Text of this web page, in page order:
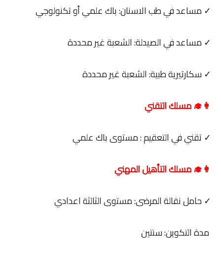
✓ مساعد في طب الاسنان: باك علمي أو تكنولوجي
✓ مساعد في الصيدلة: الشعبة غير محددة
✓ سكارتيرية طبية: الشعبة غير محددة
👩‍🎓 مسلك التقني
✓ تقني في التعقيم : مستوى باك علمي
👩‍🎓 مسلك التأهيل المهني
✓ حامل نقالة المرضى: مستوى الثالثة اعدادي
مدة التكوين: سنتين